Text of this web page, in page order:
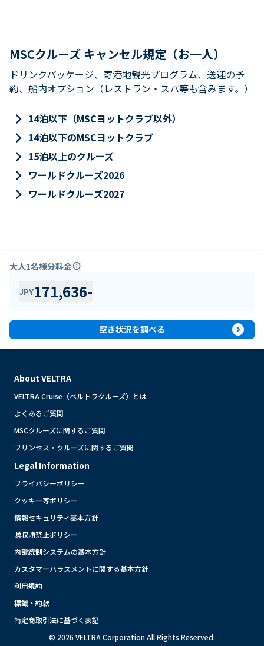
MSCクルーズ キャンセル規定（お一人）
ドリンクパッケージ、寄港地観光プログラム、送迎の予
約、船内オプション（レストラン・スパ等も含みます。）
keyboard_arrow_right 14泊以下（MSCヨットクラブ以外）
keyboard_arrow_right 14泊以下のMSCヨットクラブ
keyboard_arrow_right 15泊以上のクルーズ
keyboard_arrow_right ワールドクルーズ2026
keyboard_arrow_right ワールドクルーズ2027
大人1名様分料金info
JPY171,636-
空き状況を調べる expand_circle_right
About VELTRA
VELTRA Cruise（ベルトラクルーズ）とは
よくあるご質問
MSCクルーズに関するご質問
プリンセス・クルーズに関するご質問
Legal Information
プライバシーポリシー
クッキー等ポリシー
情報セキュリティ基本方針
贈収賄禁止ポリシー
内部統制システムの基本方針
カスタマーハラスメントに関する基本方針
利用規約
標識・約款
特定商取引法に基づく表記
© 2026 VELTRA Corporation All Rights Reserved.